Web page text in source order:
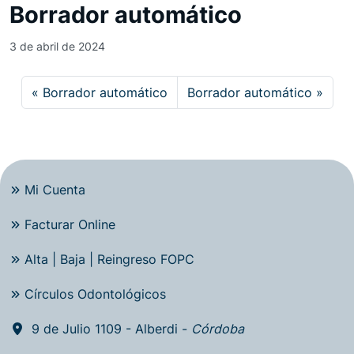
Borrador automático
3 de abril de 2024
Borrador automático Borrador automático
Mi Cuenta
Facturar Online
Alta | Baja | Reingreso FOPC
Círculos Odontológicos
9 de Julio 1109 - Alberdi - Córdoba